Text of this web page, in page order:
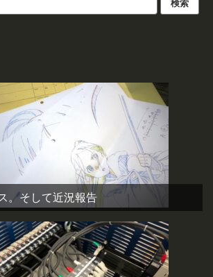
。そして近況報告